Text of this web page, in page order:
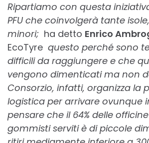
Ripartiamo con questa
PFU che coinvolgerà tante
minori; ha detto Enrico
EcoTyre questo perché sono
difficili da raggiungere e che
vengono dimenticati ma non
Consorzio, infatti, organizza la
logistica per arrivare ovunque
pensare che il 64% delle
gommisti serviti è di piccole